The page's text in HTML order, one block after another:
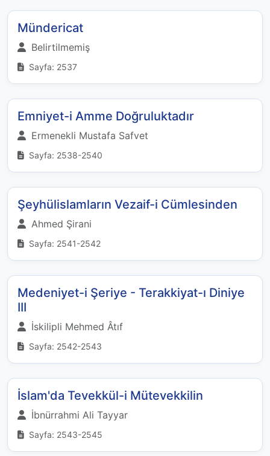
Mündericat
Belirtilmemiş
Sayfa: 2537
Emniyet-i Amme Doğruluktadır
Ermenekli Mustafa Safvet
Sayfa: 2538-2540
Şeyhülislamların Vezaif-i Cümlesinden
Ahmed Şirani
Sayfa: 2541-2542
Medeniyet-i Şeriye - Terakkiyat-ı Diniye
III
İskilipli Mehmed Âtıf
Sayfa: 2542-2543
İslam'da Tevekkül-i Mütevekkilin
İbnürrahmi Ali Tayyar
Sayfa: 2543-2545